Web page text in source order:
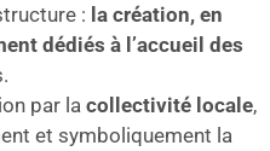
: la création, en
dédiés à l’accueil des
par la collectivité locale,
et symboliquement la